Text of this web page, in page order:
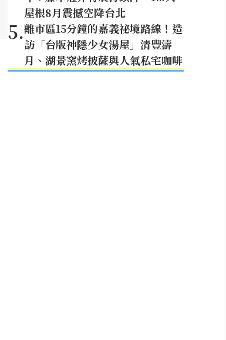
屋根8月震撼空降台北
5.離市區15分鐘的嘉義祕境路線！造
訪「台版神隱少女湯屋」清豐濤
月、湖景窯烤披薩與人氣私宅咖啡